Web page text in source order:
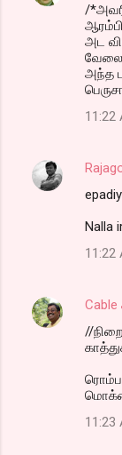
/
அட
வேலை
அந்த
11:22
Nalla
11:22
//
ரொம்ப
11:23